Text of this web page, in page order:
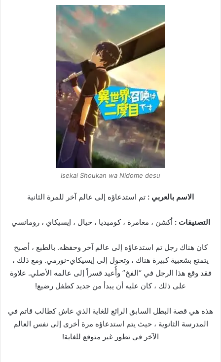
Isekai Shoukan wa Nidome desu
الاسم بالعربي : تم استدعاؤه إلى عالم آخر للمرة الثانية
التصنيفات : أكشن ، مغامرة ، كوميديا ، خيال ، إيسيكاي ، رومانسي
كان هناك رجل تم استدعاؤه إلى عالم آخر وحفظه. بالطبع ، أصبح
يتمتع بشعبية كبيرة هناك ، وتحول إلى إيسيكاي-نورمي. ومع ذلك ،
فقد وقع هذا الرجل في “الفخ” وأُعيد قسراً إلى عالمه الأصلي. علاوة
على ذلك ، كان عليه أن يبدأ من جديد كطفل رضيع!
هذه هي قصة البطل السابق الرائع للغاية الذي عاش كطالب قاتم في
المدرسة الثانوية ، حيث يتم استدعاؤه مرة أخرى إلى نفس العالم
الآخر في تطور غير متوقع للغاية!